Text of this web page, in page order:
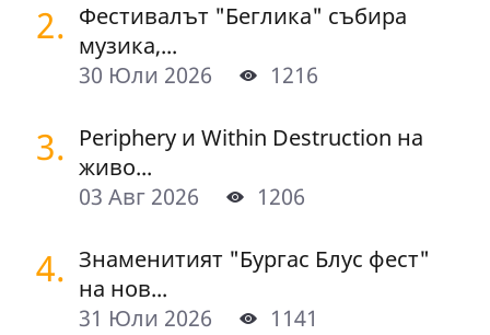
2. Фестивалът "Беглика" събира
музика,...
30 Юли 2026
1216
3. Periphery и Within Destruction на
живо...
03 Авг 2026
1206
4. Знаменитият "Бургас Блус фест"
на нов...
31 Юли 2026
1141